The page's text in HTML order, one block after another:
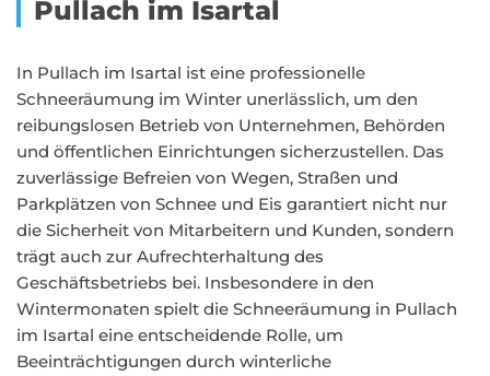
Pullach im Isartal
In Pullach im Isartal ist eine professionelle
Schneeräumung im Winter unerlässlich, um den
reibungslosen Betrieb von Unternehmen, Behörden
und öffentlichen Einrichtungen sicherzustellen. Das
zuverlässige Befreien von Wegen, Straßen und
Parkplätzen von Schnee und Eis garantiert nicht nur
die Sicherheit von Mitarbeitern und Kunden, sondern
trägt auch zur Aufrechterhaltung des
Geschäftsbetriebs bei. Insbesondere in den
Wintermonaten spielt die Schneeräumung in Pullach
im Isartal eine entscheidende Rolle, um
Beeinträchtigungen durch winterliche